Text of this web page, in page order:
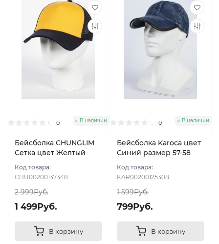
0 В наличии
Бейсболка CHUNGLIM
Сетка цвет Желтый
Код товара:
CHU00200137348
2 999Руб.
1 499Руб.
В корзину
0 В наличии
Бейсболка Karoca цвет
Синий размер 57-58
Код товара:
KAR00200125308
1 599Руб.
799Руб.
В корзину